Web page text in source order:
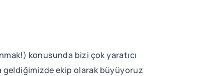
konusunda bizi çok yaratıcı
geldiğimizde ekip olarak büyüyoruz